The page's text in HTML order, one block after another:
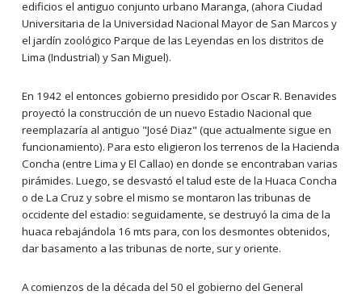
edificios el antiguo conjunto urbano Maranga, (ahora Ciudad
Universitaria de la Universidad Nacional Mayor de San Marcos y
el jardín zoológico Parque de las Leyendas en los distritos de
Lima (Industrial) y San Miguel).
En 1942 el entonces gobierno presidido por Oscar R. Benavides
proyectó la construcción de un nuevo Estadio Nacional que
reemplazaría al antiguo "José Diaz" (que actualmente sigue en
funcionamiento). Para esto eligieron los terrenos de la Hacienda
Concha (entre Lima y El Callao) en donde se encontraban varias
pirámides. Luego, se desvastó el talud este de la Huaca Concha
o de La Cruz y sobre el mismo se montaron las tribunas de
occidente del estadio: seguidamente, se destruyó la cima de la
huaca rebajándola 16 mts para, con los desmontes obtenidos,
dar basamento a las tribunas de norte, sur y oriente.
A comienzos de la década del 50 el gobierno del General